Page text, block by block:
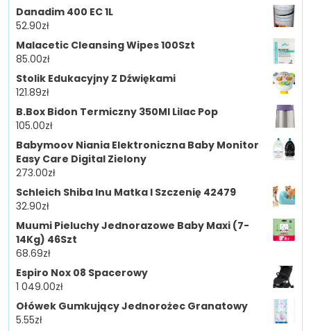
Danadim 400 EC 1L
52.90zł
Malacetic Cleansing Wipes 100Szt
85.00zł
Stolik Edukacyjny Z Dźwiękami
121.89zł
B.Box Bidon Termiczny 350Ml Lilac Pop
105.00zł
Babymoov Niania Elektroniczna Baby Monitor
Easy Care Digital Zielony
273.00zł
Schleich Shiba Inu Matka I Szczenię 42479
32.90zł
Muumi Pieluchy Jednorazowe Baby Maxi (7-
14Kg) 46Szt
68.69zł
Espiro Nox 08 Spacerowy
1 049.00zł
Ołówek Gumkujący Jednorożec Granatowy
5.55zł